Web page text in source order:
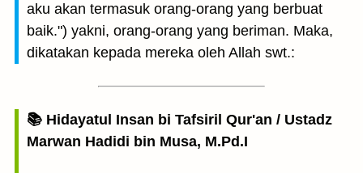
aku akan termasuk orang-orang yang berbuat
baik.") yakni, orang-orang yang beriman. Maka,
dikatakan kepada mereka oleh Allah swt.:
📚 Hidayatul Insan bi Tafsiril Qur'an / Ustadz
Marwan Hadidi bin Musa, M.Pd.I